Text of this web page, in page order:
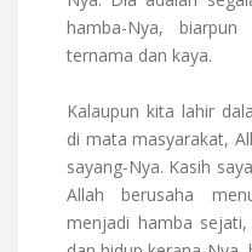
hamba-Nya,
ternama dan kaya.
Kalaupun kita lahir
di mata masyarakat,
sayang-Nya. Kasih
Allah berusaha
menjadi hamba